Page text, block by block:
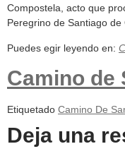
Compostela, acto que
Peregrino de Santiago de
Puedes egir leyendo en:
Camino de
Etiquetado Camino De
Deja una